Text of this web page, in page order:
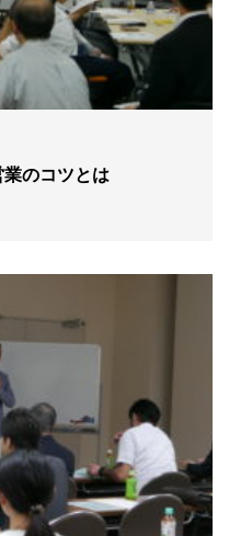
t
のコツとは